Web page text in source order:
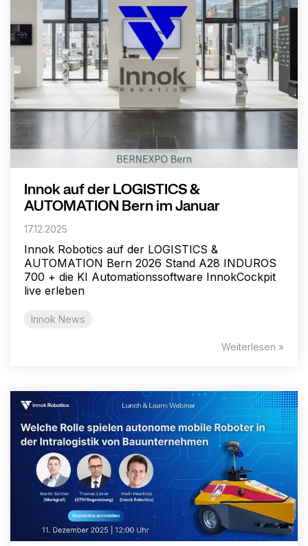
Innok auf der LOGISTICS &
AUTOMATION Bern im Januar
17.12.2025
Innok Robotics auf der LOGISTICS &
AUTOMATION Bern 2026 Stand A28 INDUROS
700 + die KI Automationssoftware InnokCockpit
live erleben
Innok News
Weiterlesen »